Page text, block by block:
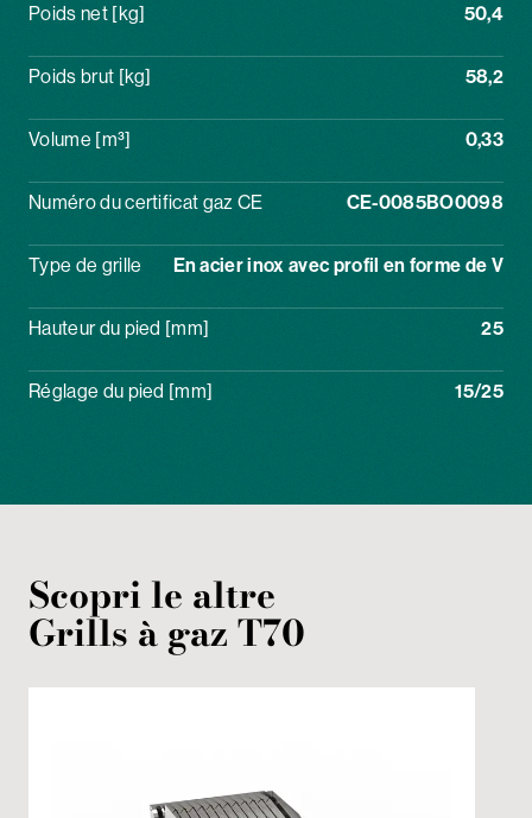
Poids net [kg] 50,4
Poids brut [kg] 58,2
Volume [m³] 0,33
Numéro du certificat gaz CE CE-0085BO0098
Type de grille En acier inox avec profil en forme de V
Hauteur du pied [mm] 25
Réglage du pied [mm] 15/25
Scopri le altre
Grills à gazT70